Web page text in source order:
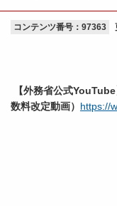
コンテンツ番号：97363
【外務省公式
数料改定動画） https://